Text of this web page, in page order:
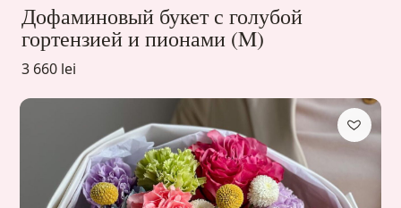
Дофаминовый букет с голубой
гортензией и пионами (M)
3 660 lei